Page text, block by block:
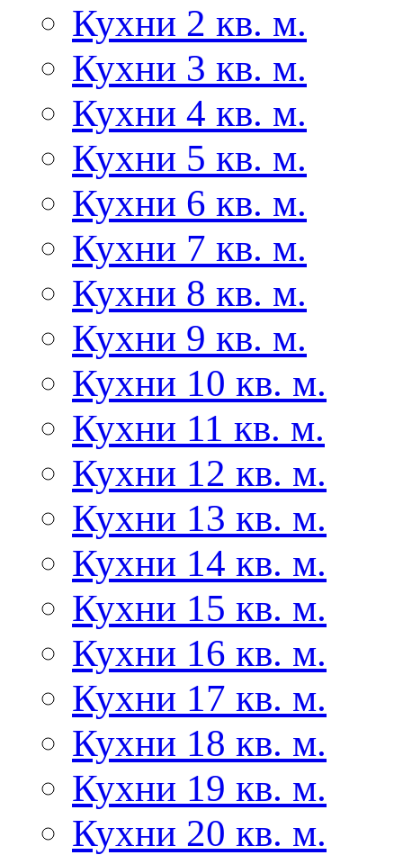
Кухни 2 кв. м.
Кухни 3 кв. м.
Кухни 4 кв. м.
Кухни 5 кв. м.
Кухни 6 кв. м.
Кухни 7 кв. м.
Кухни 8 кв. м.
Кухни 9 кв. м.
Кухни 10 кв. м.
Кухни 11 кв. м.
Кухни 12 кв. м.
Кухни 13 кв. м.
Кухни 14 кв. м.
Кухни 15 кв. м.
Кухни 16 кв. м.
Кухни 17 кв. м.
Кухни 18 кв. м.
Кухни 19 кв. м.
Кухни 20 кв. м.